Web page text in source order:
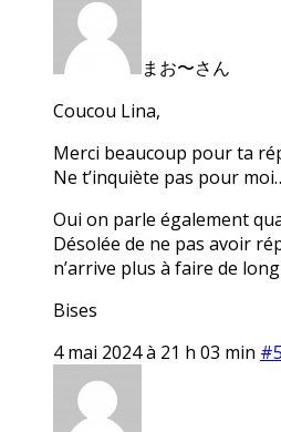
まお〜さん
Coucou Lina,
Merci beaucoup pour ta
Ne t’inquiète pas pour
Oui on parle également
Désolée de ne pas avoir
n’arrive plus à faire de
Bises
4 mai 2024 à 21 h 03 min